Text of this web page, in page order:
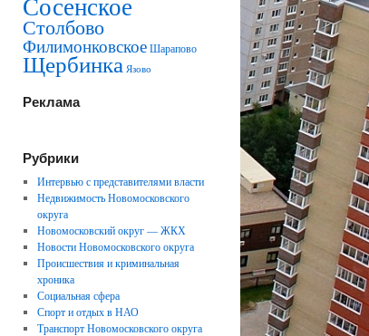
Столбово
ФилимонковскоеШарапово
Щербинка Язово
Реклама
Рубрики
Интервью с представителями власти
Недвижимость Новомосковского
округа
Новомосковский округ — ЖКХ
Новости Новомосковского округа
Происшествия и криминальная
хроника
Социальная сфера
Спорт и отдых в НАО
Транспорт Новомосковского округа